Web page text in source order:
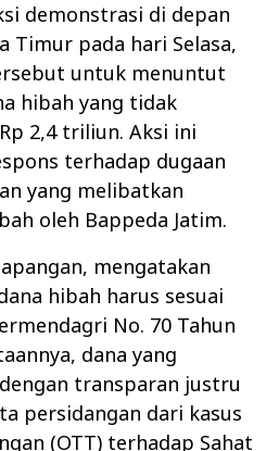
demonstrasi di depan
Timur pada hari Selasa,
untuk menuntut
hibah yang tidak
2,4 triliun. Aksi ini
terhadap dugaan
yang melibatkan
oleh Bappeda Jatim.
mengatakan
hibah harus sesuai
No. 70 Tahun
dana yang
transparan justru
persidangan dari kasus
(OTT) terhadap Sahat